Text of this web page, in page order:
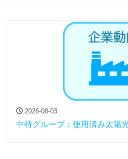
2026-08-03
中特グループ：使用済み太陽